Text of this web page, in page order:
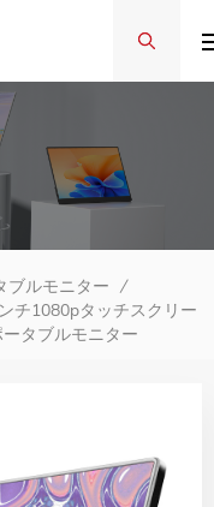
ブルモニター /
チ1080pタッチスクリー
タブルモニター